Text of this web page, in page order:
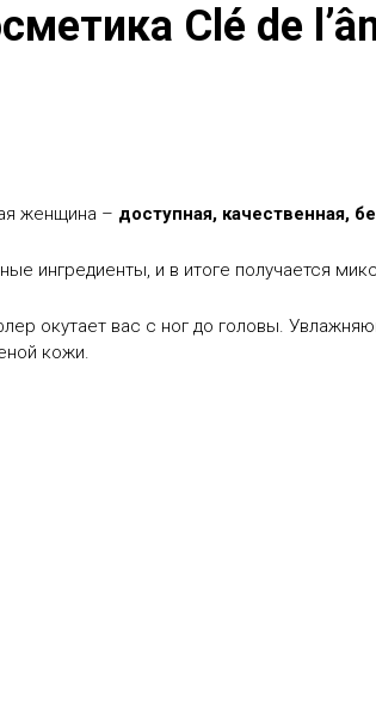
Clé de
женщина – доступная, качественная,
ингредиенты, и в итоге получается
окутает вас с ног до головы.
кожи.